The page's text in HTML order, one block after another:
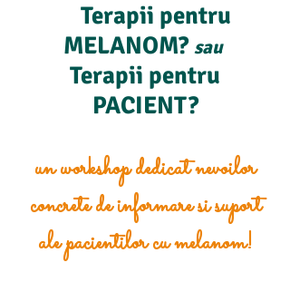
Terapii pentru
MELANOM?sau
Terapii pentru
PACIENT?
un workshop dedicat nevoilor
concrete de informare si suport
ale pacientilor cu melanom!